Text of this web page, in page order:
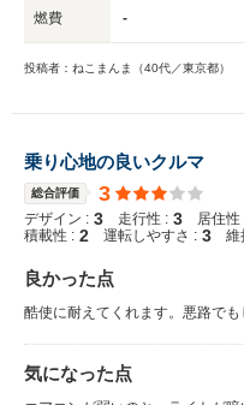
燃費 -
投稿者：ねこまんま（40代／東京都）
乗り心地の良いクルマ
総合評価 3
デザイン : 3 走行性 : 3 居住性
積載性 : 2 運転しやすさ : 3 維
良かった点
酷使に耐えてくれます。悪路でも
気になった点